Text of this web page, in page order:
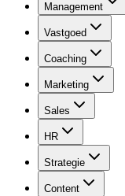
Management
Vastgoed
Coaching
Marketing
Sales
HR
Strategie
Content